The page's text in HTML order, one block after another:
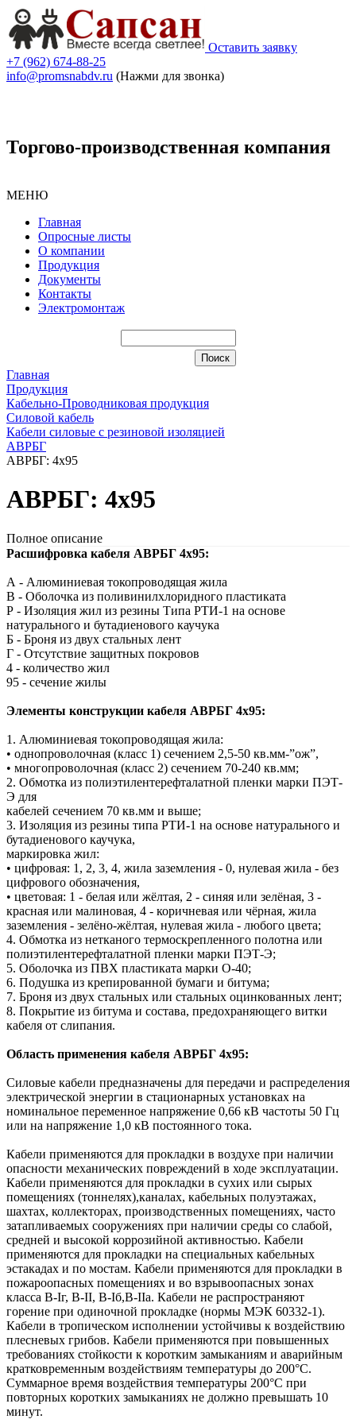
Оставить заявку
+7 (962) 674-88-25
info@promsnabdv.ru (Нажми для звонка)
Торгово-производственная компания
МЕНЮ
Главная
Опросные листы
О компании
Продукция
Документы
Контакты
Электромонтаж
Главная
Продукция
Кабельно-Проводниковая продукция
Силовой кабель
Кабели силовые с резиновой изоляцией
АВРБГ
АВРБГ: 4х95
АВРБГ: 4х95
Полное описание
Расшифровка кабеля АВРБГ 4х95:
А - Алюминиевая токопроводящая жила
В - Оболочка из поливинилхлоридного пластиката
Р - Изоляция жил из резины Типа РТИ-1 на основе
натурального и бутадиенового каучука
Б - Броня из двух стальных лент
Г - Отсутствие защитных покровов
4 - количество жил
95 - сечение жилы
Элементы конструкции кабеля АВРБГ 4х95:
1. Алюминиевая токопроводящая жила:
• однопроволочная (класс 1) сечением 2,5-50 кв.мм-”ож”,
• многопроволочная (класс 2) сечением 70-240 кв.мм;
2. Обмотка из полиэтилентерефталатной пленки марки ПЭТ-
Э для
кабелей сечением 70 кв.мм и выше;
3. Изоляция из резины типа РТИ-1 на основе натурального и
бутадиенового каучука,
маркировка жил:
• цифровая: 1, 2, 3, 4, жила заземления - 0, нулевая жила - без
цифрового обозначения,
• цветовая: 1 - белая или жёлтая, 2 - синяя или зелёная, 3 -
красная или малиновая, 4 - коричневая или чёрная, жила
заземления - зелёно-жёлтая, нулевая жила - любого цвета;
4. Обмотка из нетканого термоскрепленного полотна или
полиэтилентерефталатной пленки марки ПЭТ-Э;
5. Оболочка из ПВХ пластиката марки О-40;
6. Подушка из крепированной бумаги и битума;
7. Броня из двух стальных или стальных оцинкованных лент;
8. Покрытие из битума и состава, предохраняющего витки
кабеля от слипания.
Область применения кабеля АВРБГ 4х95:
Силовые кабели предназначены для передачи и распределения
электрической энергии в стационарных установках на
номинальное переменное напряжение 0,66 кВ частоты 50 Гц
или на напряжение 1,0 кВ постоянного тока.
Кабели применяются для прокладки в воздухе при наличии
опасности механических повреждений в ходе эксплуатации.
Кабели применяются для прокладки в сухих или сырых
помещениях (тоннелях),каналах, кабельных полуэтажах,
шахтах, коллекторах, производственных помещениях, часто
затапливаемых сооружениях при наличии среды со слабой,
средней и высокой коррозийной активностью. Кабели
применяются для прокладки на специальных кабельных
эстакадах и по мостам. Кабели применяются для прокладки в
пожароопасных помещениях и во взрывоопасных зонах
класса В-Iг, В-II, В-Iб,В-IIа. Кабели не распространяют
горение при одиночной прокладке (нормы МЭК 60332-1).
Кабели в тропическом исполнении устойчивы к воздействию
плесневых грибов. Кабели применяются при повышенных
требованиях стойкости к коротким замыканиям и аварийным
кратковременным воздействиям температуры до 200°С.
Суммарное время воздействия температуры 200°С при
повторных коротких замыканиях не должно превышать 10
минут.